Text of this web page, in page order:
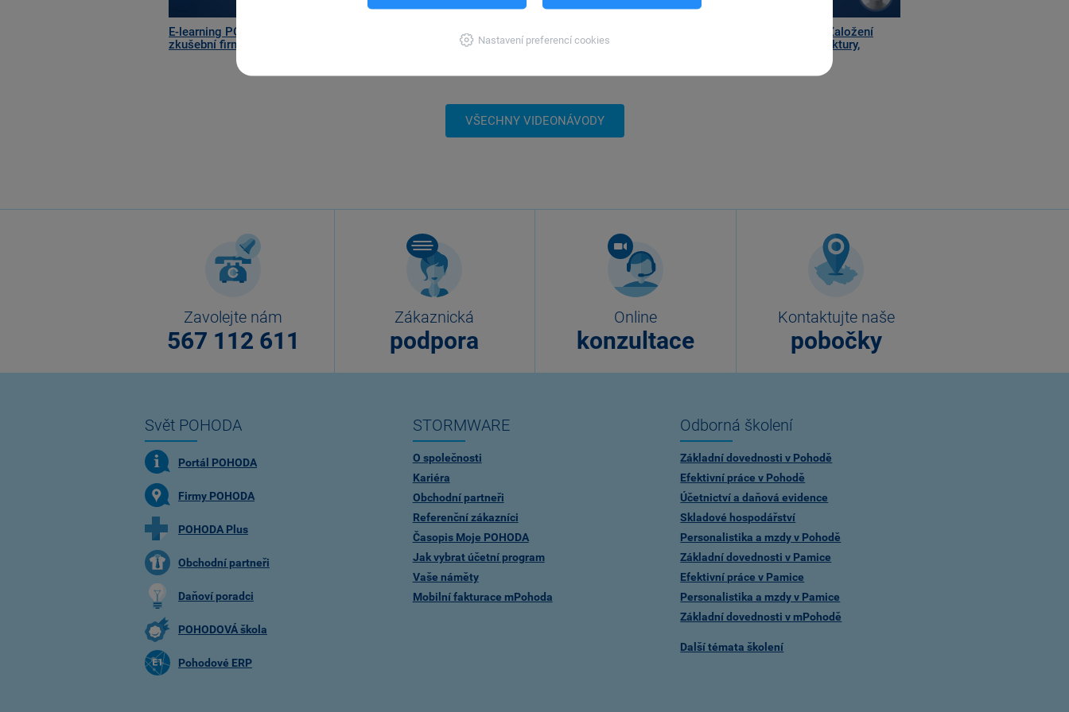
Nastavení preferencí cookies
E-learning POHODA: 1. díl – Vytvoření
zkušební firmy
E-learning POHODA: 2. díl – Vzhled
a popis otevřené agendy
E-learning POHODA: 3. díl – Založení
bezpoložkové a položkové faktury,
VŠECHNY VIDEONÁVODY
Zavolejte nám
567 112 611
Zákaznická
podpora
Online
konzultace
Kontaktujte naše
pobočky
Svět POHODA
Portál POHODA
Firmy POHODA
POHODA Plus
Obchodní partneři
Daňoví poradci
POHODOVÁ škola
Pohodové ERP
STORMWARE
O společnosti
Kariéra
Obchodní partneři
Referenční zákazníci
Časopis Moje POHODA
Jak vybrat účetní program
Vaše náměty
Mobilní fakturace mPohoda
Odborná školení
Základní dovednosti v Pohodě
Efektivní práce v Pohodě
Účetnictví a daňová evidence
Skladové hospodářství
Personalistika a mzdy v Pohodě
Základní dovednosti v Pamice
Efektivní práce v Pamice
Personalistika a mzdy v Pamice
Základní dovednosti v mPohodě
Další témata školení